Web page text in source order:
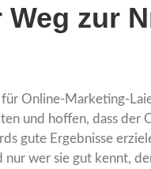
zur
Online-Marketing-
und hoffen, dass der
gute Ergebnisse
nur wer sie gut kennt,